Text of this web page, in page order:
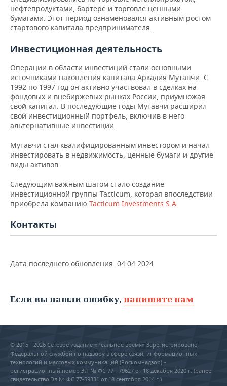
нефтепродуктами, бартере и торговле ценными
бумагами. Этот период ознаменовался активным ростом
стартового капитала предпринимателя.
Инвестиционная деятельность
Операции в области инвестиций стали основными
источниками накопления капитала Аркадия Мутавчи. С
1992 по 1997 год он активно участвовал в сделках на
фондовых и внебиржевых рынках России, приумножая
свой капитал. В последующие годы Мутавчи расширил
свой инвестиционный портфель, включив в него
альтернативные инвестиции.
Мутавчи стал квалифицированным инвестором и начал
инвестировать в недвижимость, ценные бумаги и другие
виды активов.
Следующим важным шагом стало создание
инвестиционной группы Tacticum, которая впоследствии
приобрела компанию Tacticum Investments S.A.
Контакты
Дата последнего обновления: 04.04.2024
Если вы нашли ошибку, напишите нам
© 2015 - 2026 Сетевое издание «Реальное время» Зарегистрировано
Федеральной службой по надзору в сфере связи, информационных
технологий и массовых коммуникаций (Роскомнадзор) –
регистрационный номер ЭЛ № ФС 77 - 79627 от 18 декабря 2020 г. (ранее
свидетельство Эл № ФС 77-59331 от 18 сентября 2014 г.)